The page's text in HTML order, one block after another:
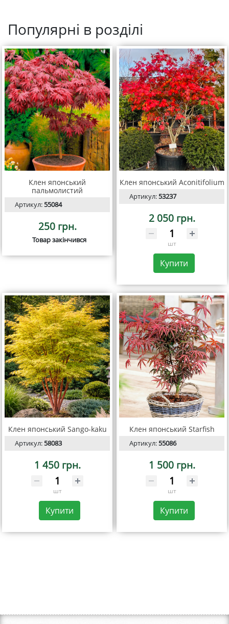
Популярні в розділі
Клен японський
пальмолистий
Артикул:55084
250 грн.
Товар закінчився
Клен японський Aconitifolium
Артикул:53237
2 050 грн.
шт
Купити
Клен японський Sango-kaku
Артикул:58083
1 450 грн.
шт
Купити
Клен японський Starfish
Артикул:55086
1 500 грн.
шт
Купити